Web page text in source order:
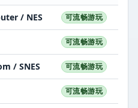
/ NES 可流畅游玩
可流畅游玩
/ SNES 可流畅游玩
可流畅游玩